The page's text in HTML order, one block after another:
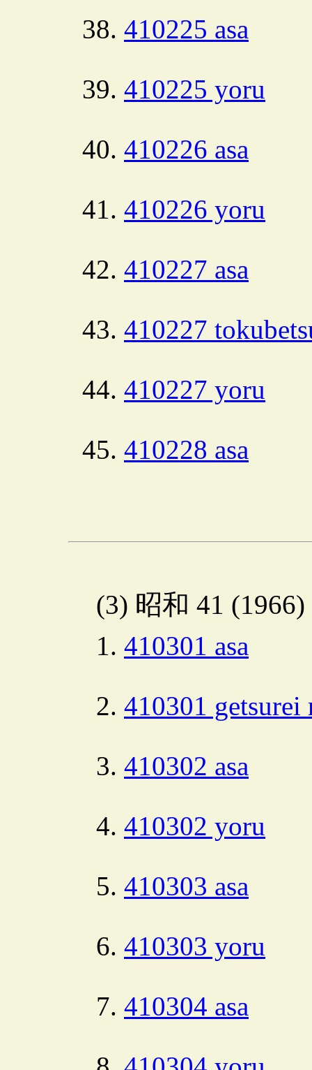
410225 asa
410225 yoru
410226 asa
410226 yoru
410227 asa
410227
410227 yoru
410228 asa
(3) 昭和 41
410301 asa
410301 getsurei
410302 asa
410302 yoru
410303 asa
410303 yoru
410304 asa